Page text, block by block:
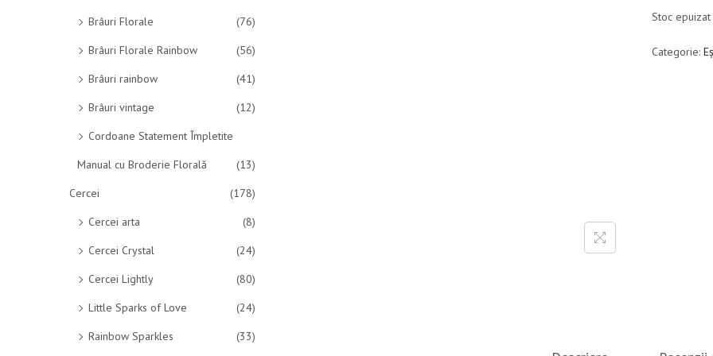
Stoc epuizat
Categorie:
Brâuri Florale
(76)
Brâuri Florale Rainbow
(56)
Brâuri rainbow
(41)
Brâuri vintage
(12)
Cordoane Statement Împletite
Manual cu Broderie Florală
(13)
Cercei
(178)
Cercei arta
(8)
Cercei Crystal
(24)
Cercei Lightly
(80)
Little Sparks of Love
(24)
Rainbow Sparkles
(33)